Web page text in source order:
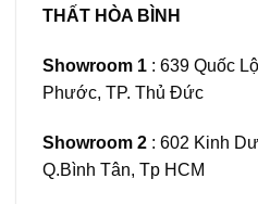
THẤT HÒA BÌNH
Showroom 1 : 639 Quốc
Phước, TP. Thủ Đức
Showroom 2 : 602 Kinh
Q.Bình Tân, Tp HCM